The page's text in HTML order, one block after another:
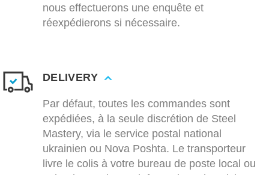
nous effectuerons une enquête et
réexpédierons si nécessaire.
DELIVERY
Par défaut, toutes les commandes sont
expédiées, à la seule discrétion de Steel
Mastery, via le service postal national
ukrainien ou Nova Poshta. Le transporteur
livre le colis à votre bureau de poste local ou